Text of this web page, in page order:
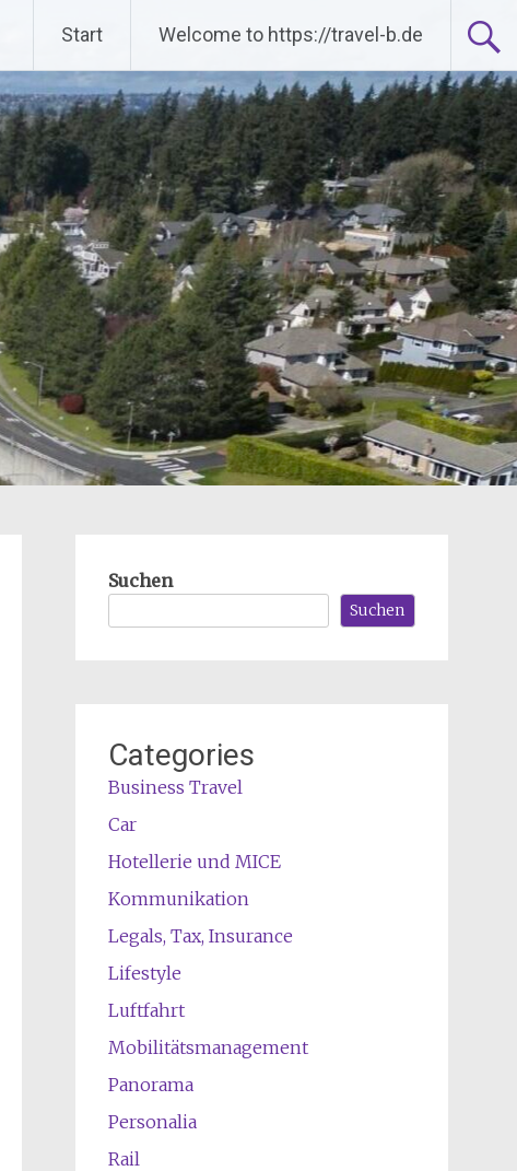
Start Welcome to https://travel-b.de
Suchen
Suchen
Categories
Business Travel
Car
Hotellerie und MICE
Kommunikation
Legals, Tax, Insurance
Lifestyle
Luftfahrt
Mobilitätsmanagement
Panorama
Personalia
Rail